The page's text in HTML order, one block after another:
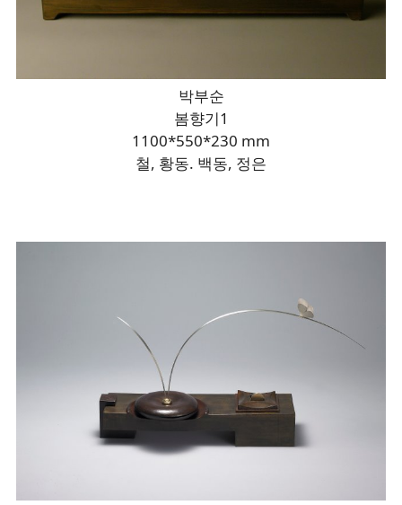
박부순
봄향기1
1100*550*230 mm
철, 황동. 백동, 정은